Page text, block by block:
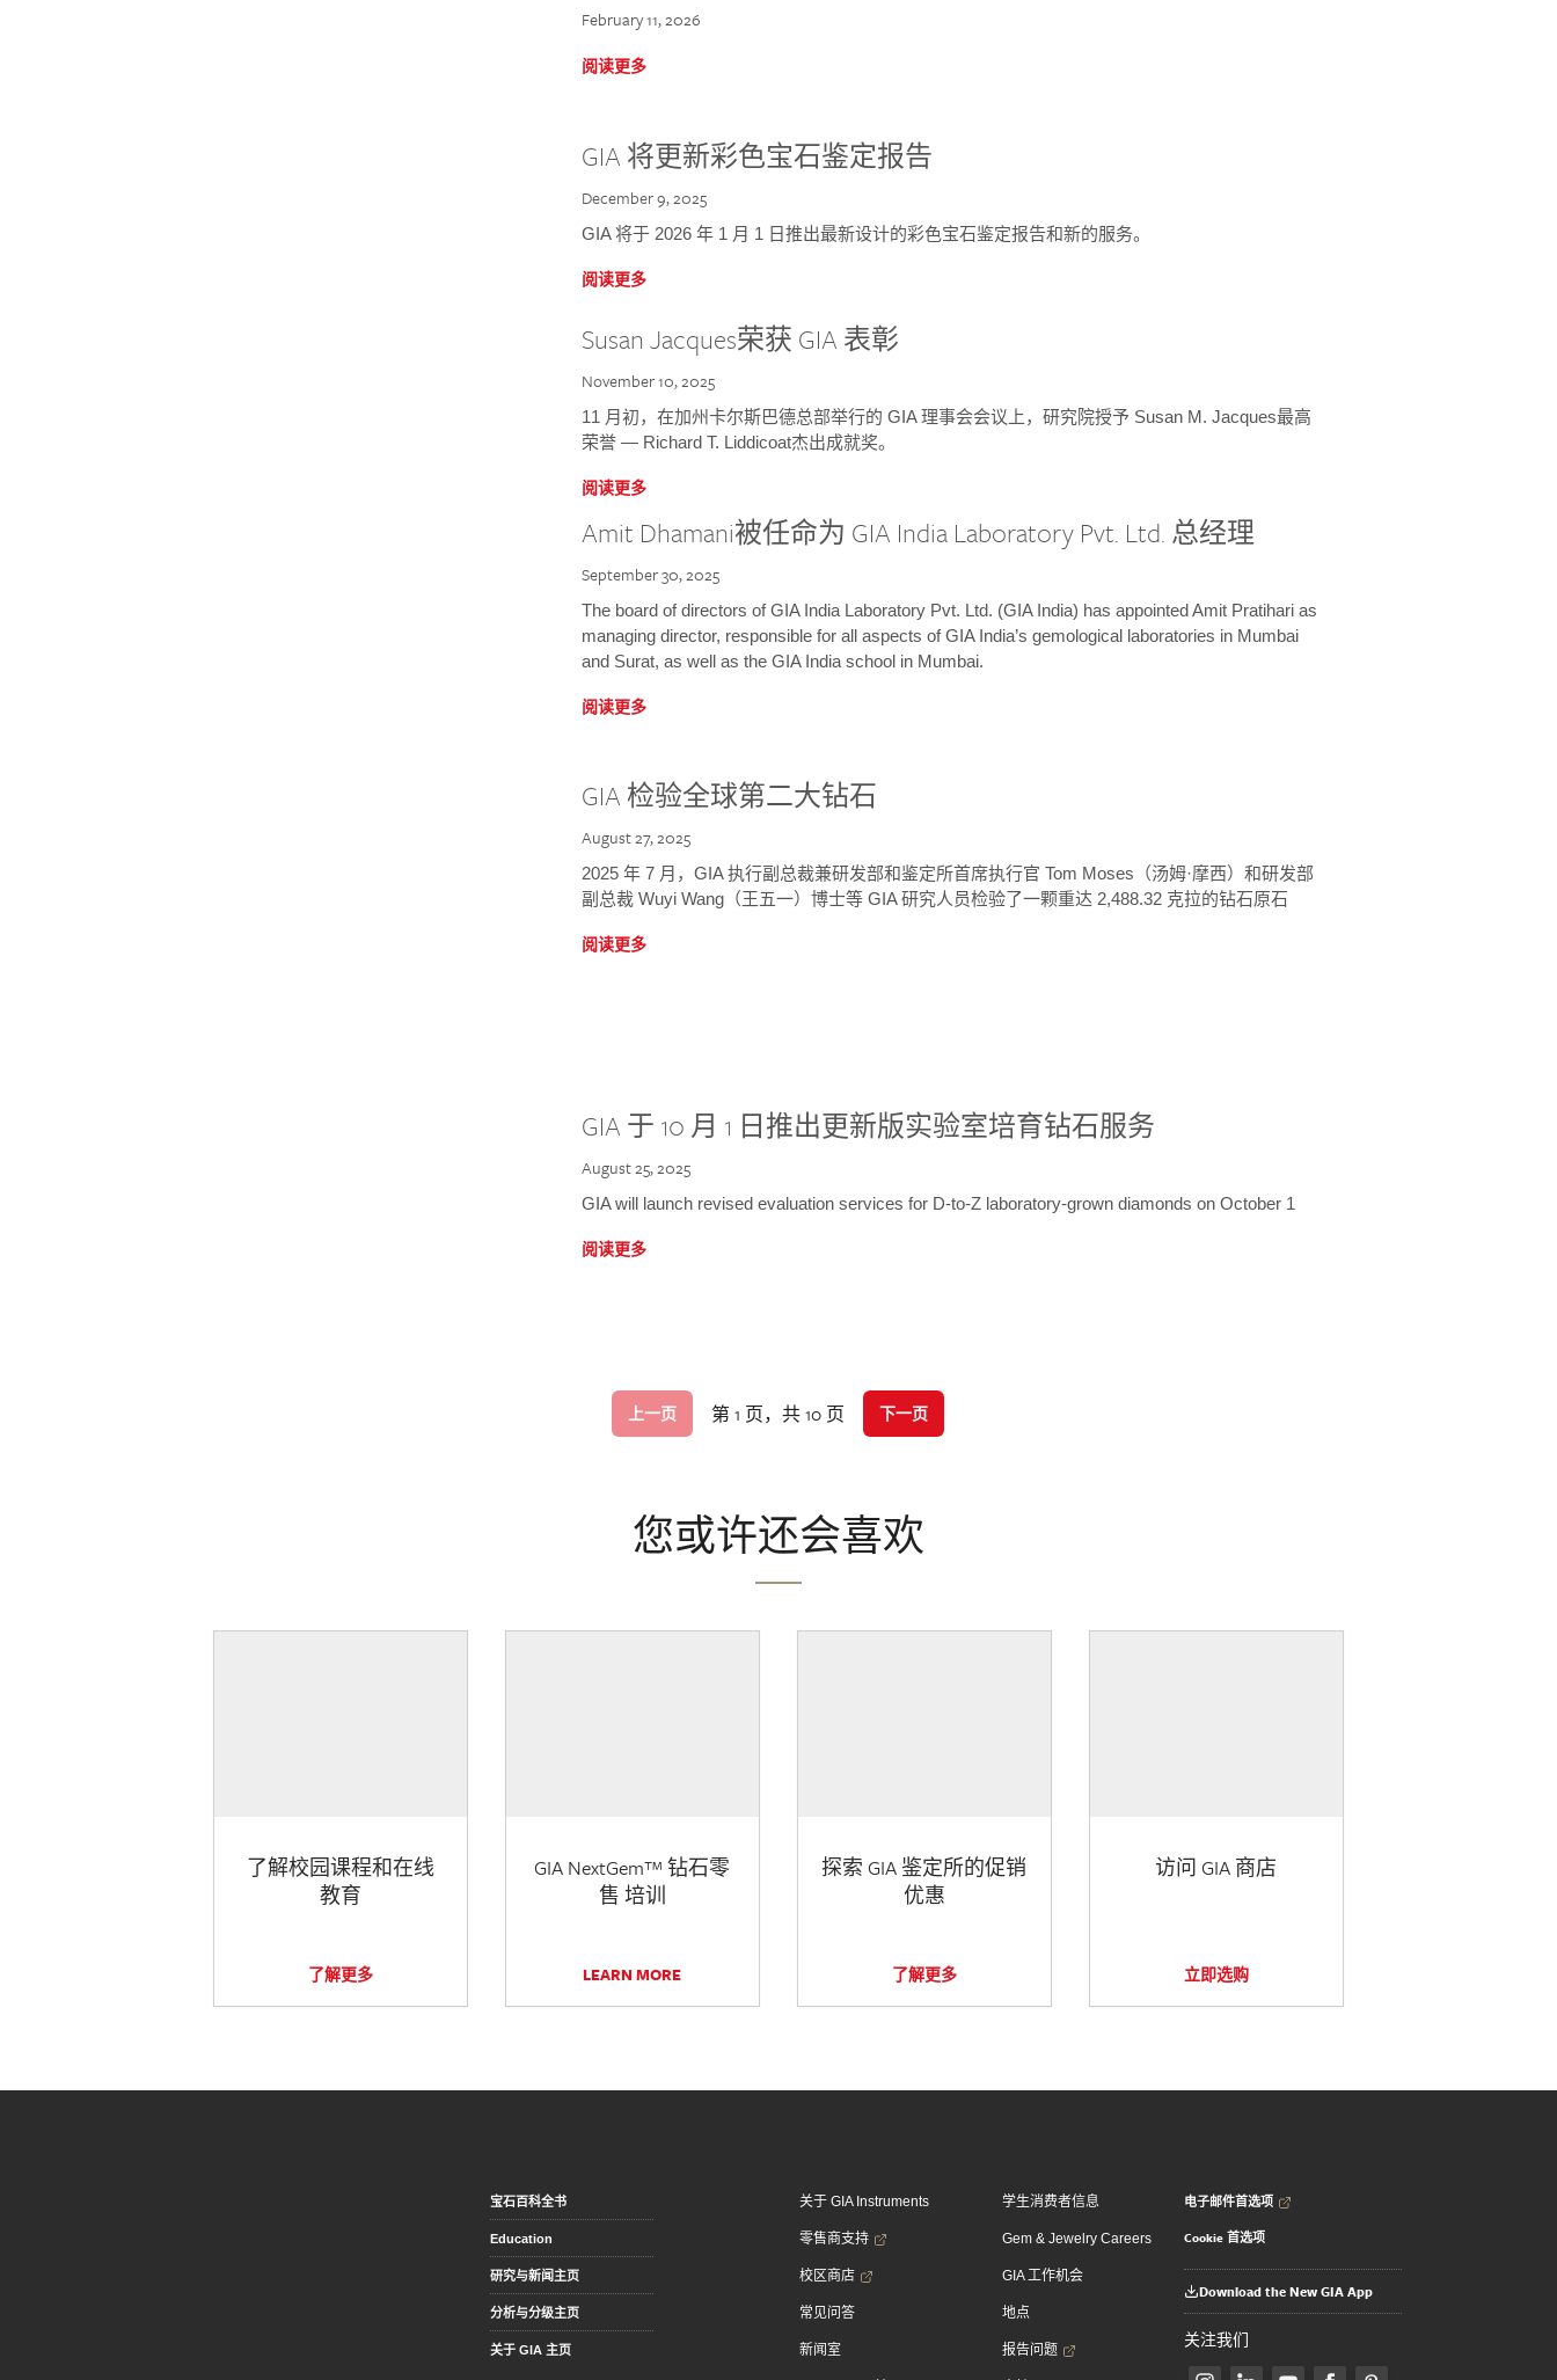
February 11, 2026
阅读更多
GIA 将更新彩色宝石鉴定报告
December 9, 2025
GIA 将于 2026 年 1 月 1 日推出最新设计的彩色宝石鉴定报告和新的服务。
阅读更多
Susan Jacques荣获 GIA 表彰
November 10, 2025
11 月初，在加州卡尔斯巴德总部举行的 GIA 理事会会议上，研究院授予 Susan M. Jacques最高
荣誉 — Richard T. Liddicoat杰出成就奖。
阅读更多
Amit Dhamani被任命为 GIA India Laboratory Pvt. Ltd. 总经理
September 30, 2025
The board of directors of GIA India Laboratory Pvt. Ltd. (GIA India) has appointed Amit Pratihari as
managing director, responsible for all aspects of GIA India’s gemological laboratories in Mumbai
and Surat, as well as the GIA India school in Mumbai.
阅读更多
GIA 检验全球第二大钻石
August 27, 2025
2025 年 7 月，GIA 执行副总裁兼研发部和鉴定所首席执行官 Tom Moses（汤姆·摩西）和研发部
副总裁 Wuyi Wang（王五一）博士等 GIA 研究人员检验了一颗重达 2,488.32 克拉的钻石原石
阅读更多
GIA 于 10 月 1 日推出更新版实验室培育钻石服务
August 25, 2025
GIA will launch revised evaluation services for D-to-Z laboratory-grown diamonds on October 1
阅读更多
上一页 第 1 页，共 10 页 下一页
您或许还会喜欢
了解校园课程和在线
教育
了解更多
GIA NextGem™ 钻石零
售 培训
LEARN MORE
探索 GIA 鉴定所的促销
优惠
了解更多
访问 GIA 商店
立即选购
宝石百科全书
Education
研究与新闻主页
分析与分级主页
关于 GIA 主页
关于 GIA Instruments
零售商支持
校区商店
常见问答
新闻室
学生消费者信息
Gem & Jewelry Careers
GIA 工作机会
地点
报告问题
电子邮件首选项
Cookie 首选项
Download the New GIA App
关注我们